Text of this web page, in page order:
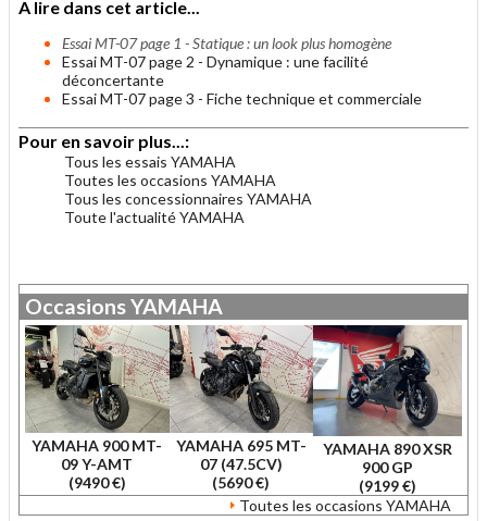
A lire dans cet article...
Essai MT-07 page 1 - Statique : un look plus homogène
Essai MT-07 page 2 - Dynamique : une facilité
déconcertante
Essai MT-07 page 3 - Fiche technique et commerciale
Pour en savoir plus...:
Tous les essais YAMAHA
Toutes les occasions YAMAHA
Tous les concessionnaires YAMAHA
Toute l'actualité YAMAHA
OccasionsYAMAHA
YAMAHA 900 MT-
09 Y-AMT
(9490 €)
YAMAHA 695 MT-
07 (47.5CV)
(5690 €)
YAMAHA 890 XSR
900 GP
(9199 €)
Toutes les occasions YAMAHA